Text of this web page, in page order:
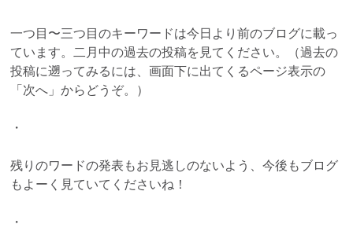
一つ目〜三つ目のキーワードは今日より前のブログに載っ
ています。二月中の過去の投稿を見てください。（過去の
投稿に遡ってみるには、画面下に出てくるページ表示の
「次へ」からどうぞ。）
・
残りのワードの発表もお見逃しのないよう、今後もブログ
もよーく見ていてくださいね！
・